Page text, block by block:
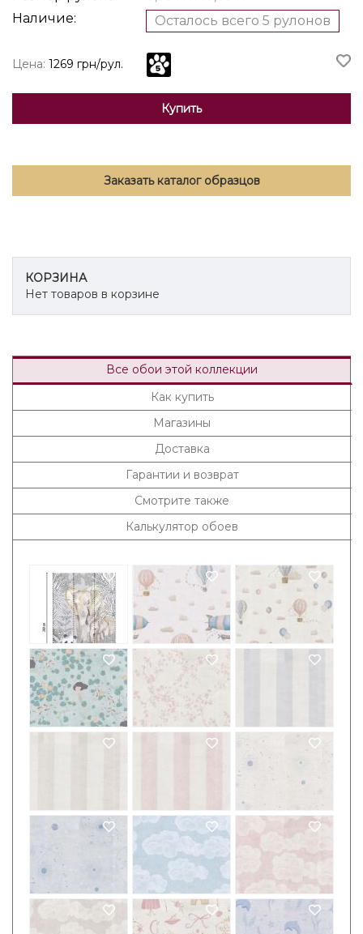
Наличие:
Осталось всего 5 рулонов
Цена: 1269 грн/рул.
Купить
Заказать каталог образцов
КОРЗИНА
Нет товаров в корзине
Все обои этой коллекции
Как купить
Магазины
Доставка
Гарантии и возврат
Смотрите также
Калькулятор обоев